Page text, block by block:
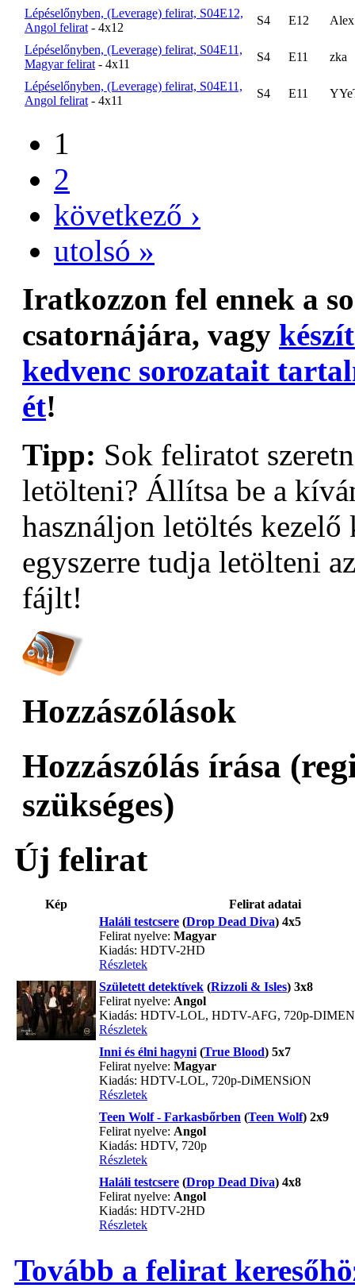
Lépéselőnyben, (Leverage) felirat, S04E12,
Angol felirat - 4x12
S4 E12
Lépéselőnyben, (Leverage) felirat, S04E11,
Magyar felirat - 4x11
S4 E11 zka
Lépéselőnyben, (Leverage) felirat, S04E11,
Angol felirat - 4x11
S4 E11
1
2
következő ›
utolsó »
Iratkozzon fel ennek a
csatornájára, vagy
kedvenc sorozatait
ét!
Tipp: Sok feliratot
letölteni? Állítsa be a
használjon letöltés
egyszerre tudja letölteni
fájlt!
Hozzászólások
Hozzászólás írása
szükséges)
Új felirat
Kép
Felirat adatai
Haláli testcsere (Drop Dead Diva) 4x5
Felirat nyelve: Magyar
Kiadás: HDTV-2HD
Részletek
Született detektívek (Rizzoli & Isles) 3x8
Felirat nyelve: Angol
Kiadás: HDTV-LOL, HDTV-AFG, 720p-
Részletek
Inni és élni hagyni (True Blood) 5x7
Felirat nyelve: Magyar
Kiadás: HDTV-LOL, 720p-DiMENSiON
Részletek
Teen Wolf - Farkasbőrben (Teen Wolf) 2x9
Felirat nyelve: Angol
Kiadás: HDTV, 720p
Részletek
Haláli testcsere (Drop Dead Diva) 4x8
Felirat nyelve: Angol
Kiadás: HDTV-2HD
Részletek
Tovább a felirat